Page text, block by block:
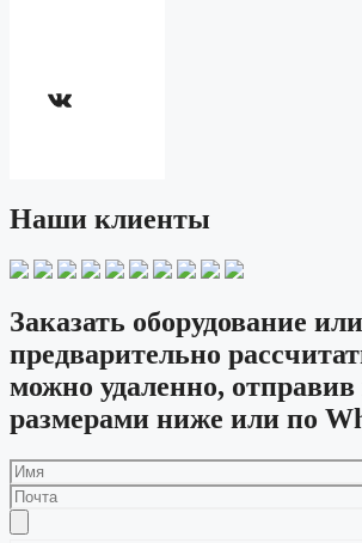
ВКонтакте
Наши клиенты
Заказать оборудование или
предварительно
можно удаленно, отправив
размерами ниже или по